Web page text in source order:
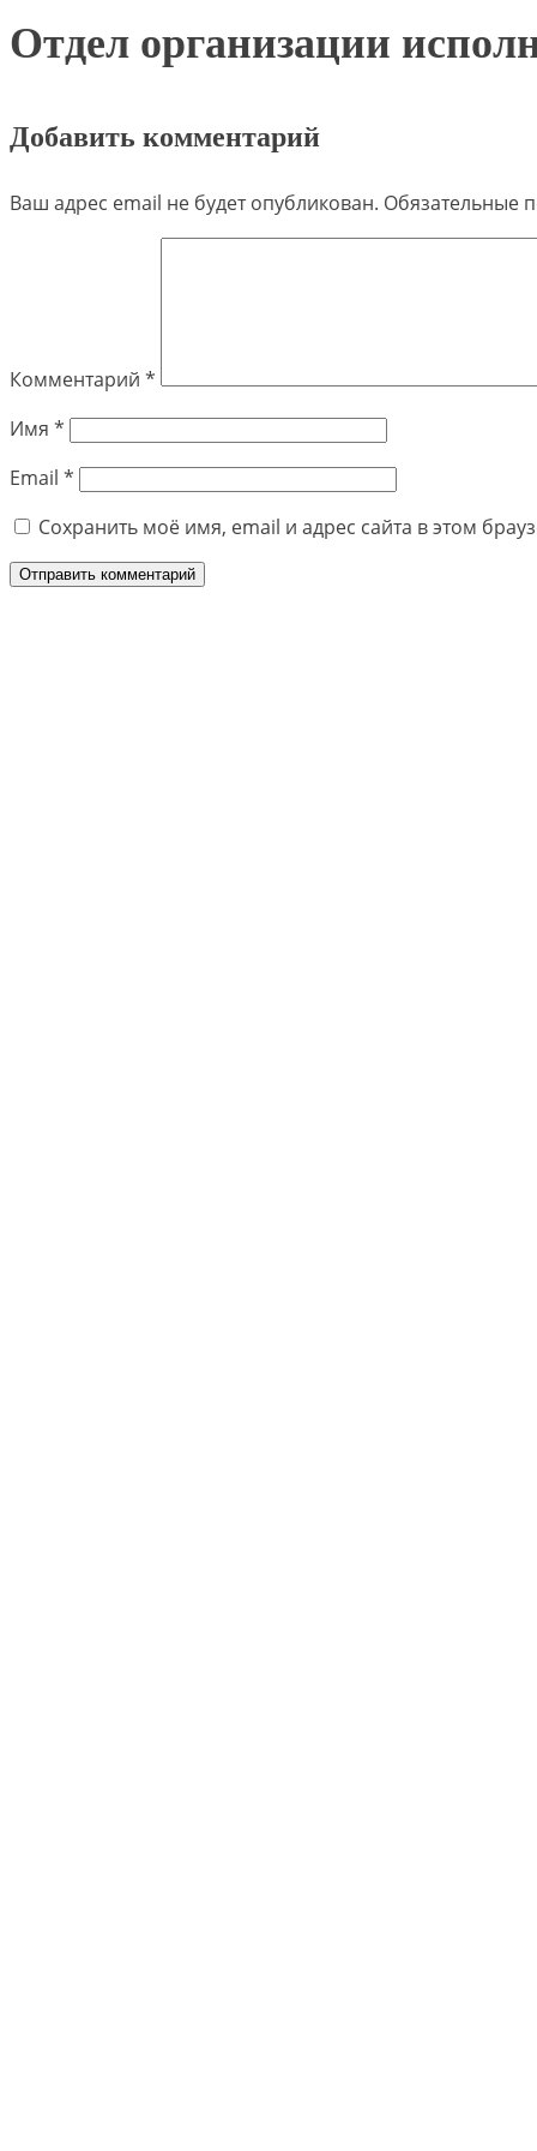
Отдел организации
Добавить комментарий
Ваш адрес email не будет опубликован. Обязательные
Комментарий *
Имя *
Email *
Сохранить моё имя, email и адрес сайта в этом